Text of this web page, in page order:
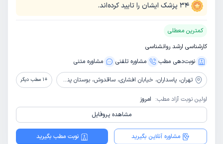
34 پزشک ایشان را تایید کرده‌اند.
کمترین معطلی
کارشناسی ارشد روانشناسی
نوبت‌دهی مطب
مشاوره‌ تلفنی مشاوره‌ متنی
تهران، پاسداران، خیابان افشاری، ساقدوش، بوستان پنجم، پلاک 4، واحد2 +
1 مطب دیگر
اولین نوبت آزاد مطب: امروز
مشاهده پروفایل
مشاوره آنلاین بگیرید نوبت مطب بگیرید